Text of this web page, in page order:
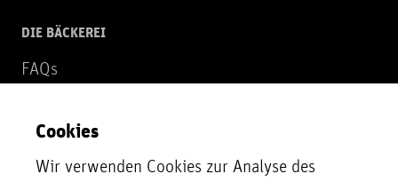
DIE BÄCKEREI
FAQs
NEWSLETTER
Zur Newsletter Anmeldung
Cookies
Wir verwenden Cookies zur Analyse des